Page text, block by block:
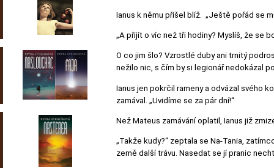
Ianus k němu přišel blíž. „Ještě pořád se
„A přijít o víc než tři hodiny? Myslíš, že se
O co jim šlo? Vzrostlé duby ani trnitý
nežilo nic, s čím by si legionář nedokázal
Ianus jen pokrčil rameny a odvázal svého
zamával. „Uvidíme se za pár dní!“
Než Mateus zamávání oplatil, Ianus již
„Takže kudy?“ zeptala se Na-Tania,
země další trávu. Nasedat se jí pranic